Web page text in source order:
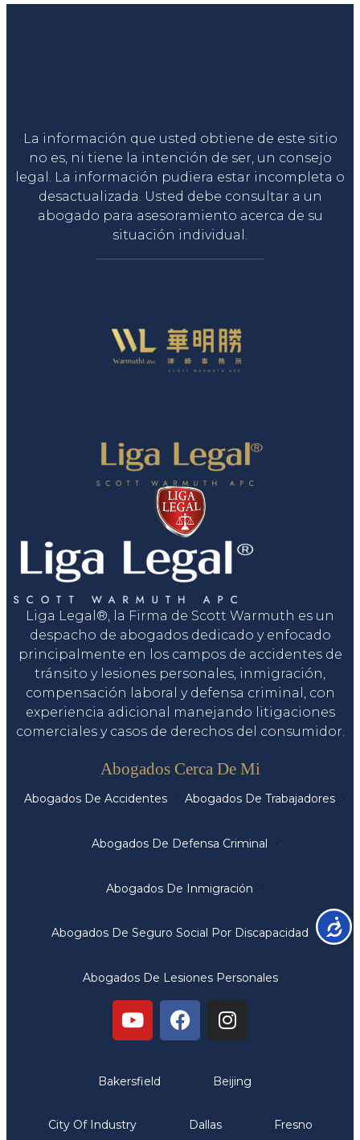
La información que usted obtiene de este sitio
no es, ni tiene la intención de ser, un consejo
legal. La información pudiera estar incompleta o
desactualizada. Usted debe consultar a un
abogado para asesoramiento acerca de su
situación individual.
Liga Legal®, la Firma de Scott Warmuth es un
despacho de abogados dedicado y enfocado
principalmente en los campos de accidentes de
tránsito y lesiones personales, inmigración,
compensación laboral y defensa criminal, con
experiencia adicional manejando litigaciones
comerciales y casos de derechos del consumidor.
Abogados Cerca De Mi
Abogados De Accidentes Abogados De Trabajadores
Abogados De Defensa Criminal
Abogados De Inmigración
Abogados De Seguro Social Por Discapacidad
Abogados De Lesiones Personales
Bakersfield Beijing
City Of Industry Dallas Fresno